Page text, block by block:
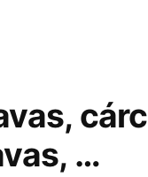
Norte
Guadalajara
…